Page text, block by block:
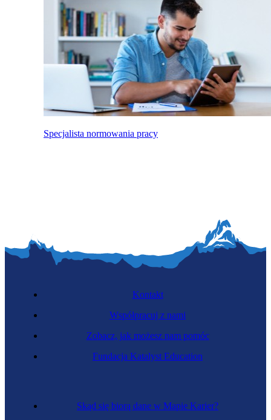
Specjalista normowania pracy
Skąd się biorą dane w Mapie Karier?
Kontakt
Współpracuj z nami
Zobacz, jak możesz nam pomóc
Fundacja Katalyst Education